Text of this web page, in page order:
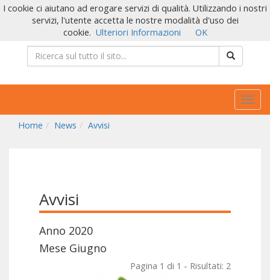
Home
News Avvisi
Avvisi
Anno 2020
Mese Giugno
Pagina 1 di 1 - Risultati: 2
I cookie ci aiutano ad erogare servizi di qualità. Utilizzando i nostri
servizi, l'utente accetta le nostre modalità d'uso dei
cookie. Ulteriori Informazioni OK